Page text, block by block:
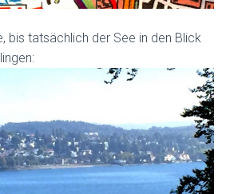
bis tatsächlich der See in den Blick